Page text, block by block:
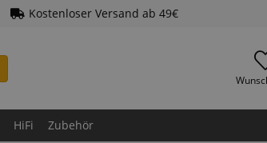
Kostenloser Versand ab 49€
HiFi Zubehör